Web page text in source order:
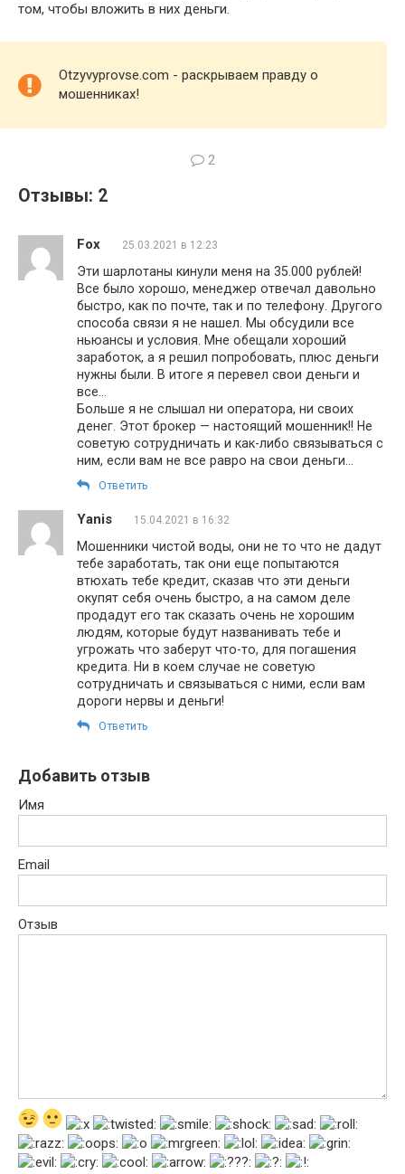
том, чтобы вложить в них деньги.
Otzyvyprovse.com - раскрываем правду о
мошенниках!
2
Отзывы: 2
Fox 25.03.2021 в 12:23
Эти шарлотаны кинули меня на 35.000 рублей!
Все было хорошо, менеджер отвечал давольно
быстро, как по почте, так и по телефону. Другого
способа связи я не нашел. Мы обсудили все
ньюансы и условия. Мне обещали хороший
заработок, а я решил попробовать, плюс деньги
нужны были. В итоге я перевел свои деньги и
все…
Больше я не слышал ни оператора, ни своих
денег. Этот брокер — настоящий мошенник!! Не
советую сотрудничать и как-либо связываться с
ним, если вам не все равро на свои деньги…
Ответить
Yanis 15.04.2021 в 16:32
Мошенники чистой воды, они не то что не дадут
тебе заработать, так они еще попытаются
втюхать тебе кредит, сказав что эти деньги
окупят себя очень быстро, а на самом деле
продадут его так сказать очень не хорошим
людям, которые будут названивать тебе и
угрожать что заберут что-то, для погашения
кредита. Ни в коем случае не советую
сотрудничать и связываться с ними, если вам
дороги нервы и деньги!
Ответить
Добавить отзыв
Имя
Email
Отзыв